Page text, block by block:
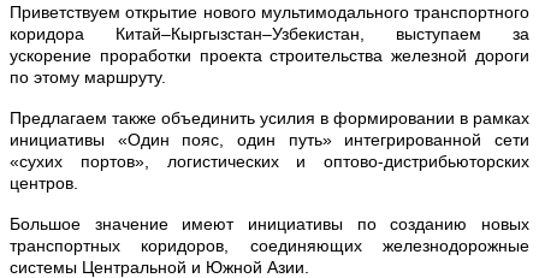
Приветствуем открытие нового мультимодального транспортного
коридора Китай–Кыргызстан–Узбекистан, выступаем за
ускорение проработки проекта строительства железной дороги
по этому маршруту.
Предлагаем также объединить усилия в формировании в рамках
инициативы «Один пояс, один путь» интегрированной сети
«сухих портов», логистических и оптово-дистрибьюторских
центров.
Большое значение имеют инициативы по созданию новых
транспортных коридоров, соединяющих железнодорожные
системы Центральной и Южной Азии.